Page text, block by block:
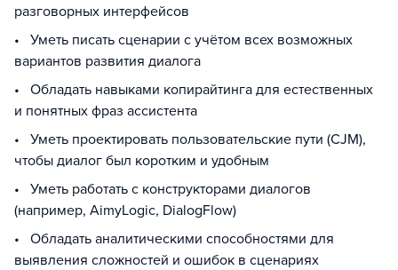
разговорных интерфейсов
• Уметь писать сценарии с учётом всех возможных
вариантов развития диалога
• Обладать навыками копирайтинга для естественных
и понятных фраз ассистента
• Уметь проектировать пользовательские пути (CJM),
чтобы диалог был коротким и удобным
• Уметь работать с конструкторами диалогов
(например, AimyLogic, DialogFlow)
• Обладать аналитическими способностями для
выявления сложностей и ошибок в сценариях